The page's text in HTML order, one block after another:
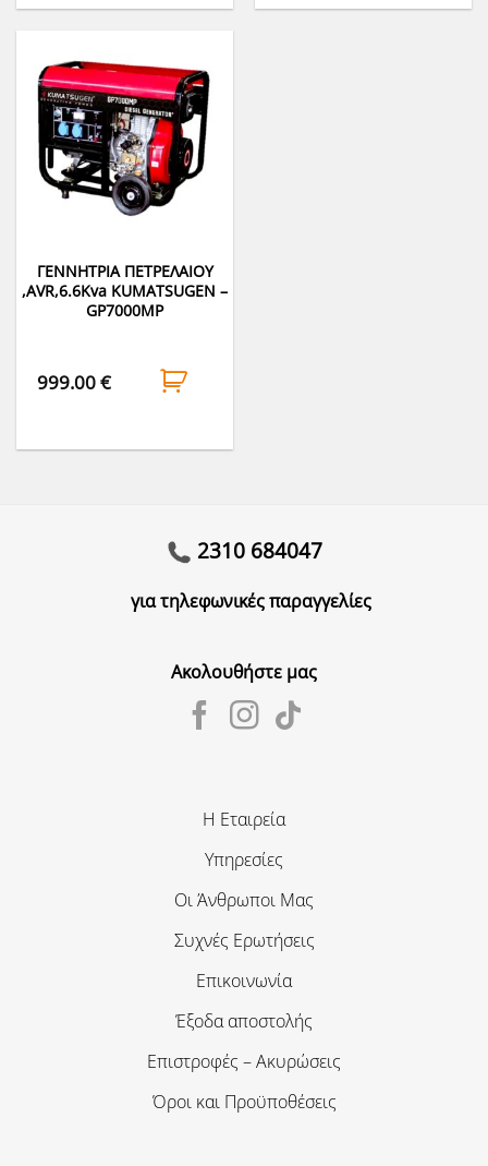
ΓΕΝΝΗΤΡΙΑ ΠΕΤΡΕΛΑΙΟY
,AVR,6.6Kva KUMATSUGEN –
GP7000MP
999.00€
2310 684047
για τηλεφωνικές παραγγελίες
Ακολουθήστε μας
Η Εταιρεία
Υπηρεσίες
Οι Άνθρωποι Μας
Συχνές Ερωτήσεις
Επικοινωνία
Έξοδα αποστολής
Επιστροφές – Ακυρώσεις
Όροι και Προϋποθέσεις